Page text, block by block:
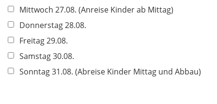
c
e
Mittwoch 27.08. (Anreise Kinder ab Mittag)
Donnerstag 28.08.
Freitag 29.08.
Samstag 30.08.
Sonntag 31.08. (Abreise Kinder Mittag und Abbau)